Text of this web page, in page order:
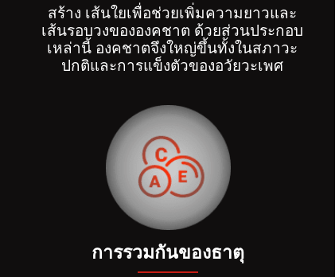
การรวมกันของธาตุ
สร้าง เส้นใยเพื่อช่วยเพิ่มความยาวและ
เส้นรอบวงขององคชาต ด้วยส่วนประกอบ
เหล่านี้ องคชาตจึงใหญ่ขึ้นทั้งในสภาวะ
ปกติและการแข็งตัวของอวัยวะเพศ